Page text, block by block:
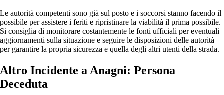
Le autorità competenti sono già sul posto e i soccorsi stanno facendo il
possibile per assistere i feriti e ripristinare la viabilità il prima possibile.
Si consiglia di monitorare costantemente le fonti ufficiali per eventuali
aggiornamenti sulla situazione e seguire le disposizioni delle autorità
per garantire la propria sicurezza e quella degli altri utenti della strada.
Altro Incidente a Anagni: Persona
Deceduta